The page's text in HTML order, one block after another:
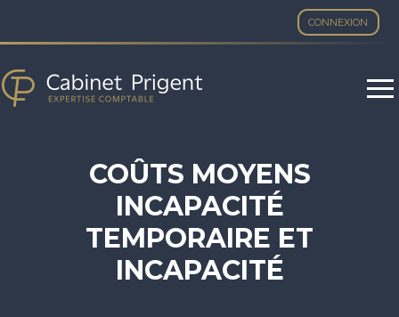
CONNEXION
Aller
au
COÛTS MOYENS
INCAPACITÉ
TEMPORAIRE ET
INCAPACITÉ